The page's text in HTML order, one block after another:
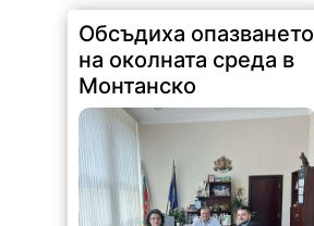
Обсъдиха опазването
на околната среда в
Монтанско